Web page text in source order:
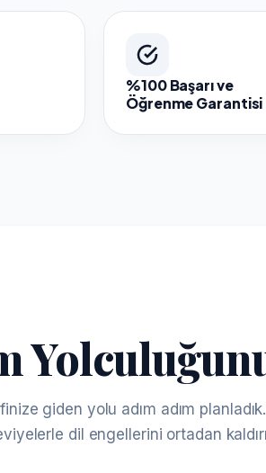
%100 Başarı ve
Öğrenme Garantisi
giden yolu adım adım
dil engellerini ortadan